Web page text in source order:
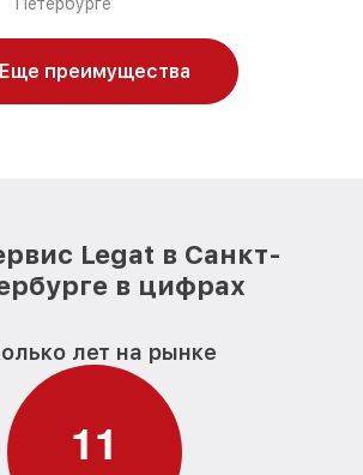
Еще преимущества
Legat в Санкт-
в цифрах
лет на рынке
11